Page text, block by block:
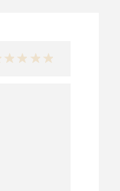
1 van de 5 sterren
2 van de 5 sterren
3 van de 5 sterren
4 van de 5 sterren